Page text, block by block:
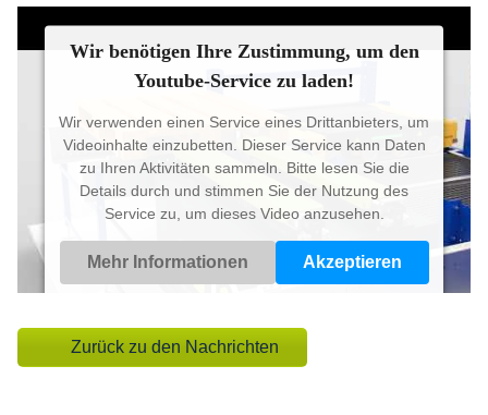
Wir benötigen Ihre Zustimmung, um den
Youtube-Service zu laden!
Wir verwenden einen Service eines Drittanbieters, um
Videoinhalte einzubetten. Dieser Service kann Daten
zu Ihren Aktivitäten sammeln. Bitte lesen Sie die
Details durch und stimmen Sie der Nutzung des
Service zu, um dieses Video anzusehen.
Mehr Informationen Akzeptieren
Platform
Zurück zu den Nachrichten